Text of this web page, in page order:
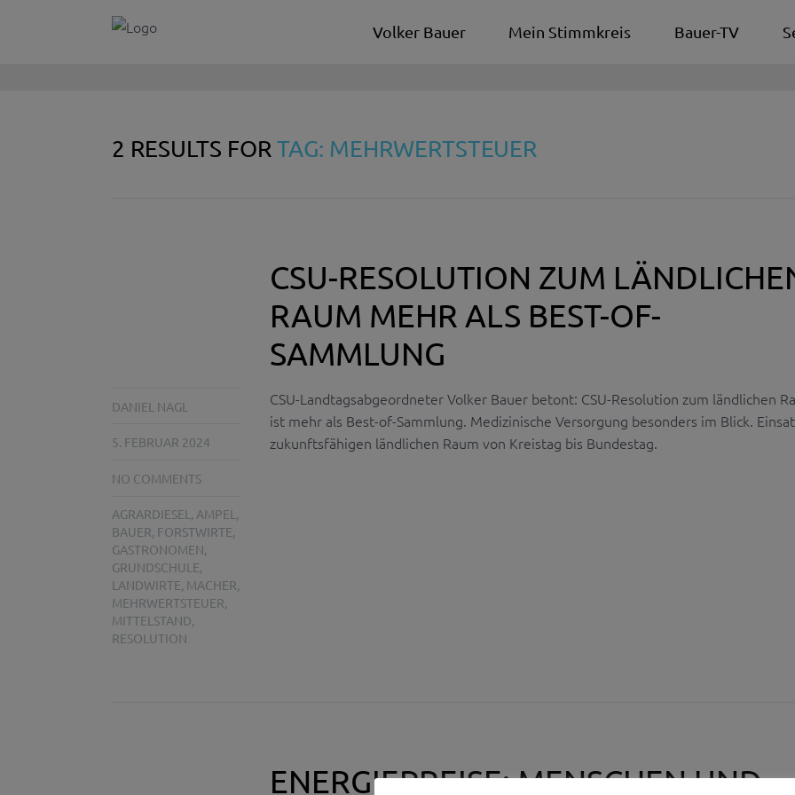
Volker Bauer Mein Stimmkreis Bauer-TV
2 RESULTS FOR TAG: MEHRWERTSTEUER
CSU-RESOLUTION ZUM
RAUM MEHR ALS BEST-OF-
SAMMLUNG
DANIEL NAGL
5. FEBRUAR 2024
NO COMMENTS
AGRARDIESEL , AMPEL ,
BAUER, FORSTWIRTE,
GASTRONOMEN,
GRUNDSCHULE,
LANDWIRTE, MACHER,
MEHRWERTSTEUER,
MITTELSTAND,
RESOLUTION
CSU-Landtagsabgeordneter Volker Bauer betont: CSU-Resolution zum ländlichen
ist mehr als Best-of-Sammlung. Medizinische Versorgung besonders im Blick.
zukunftsfähigen ländlichen Raum von Kreistag bis Bundestag.
ENERGIEPREISE: MENSCHEN UND